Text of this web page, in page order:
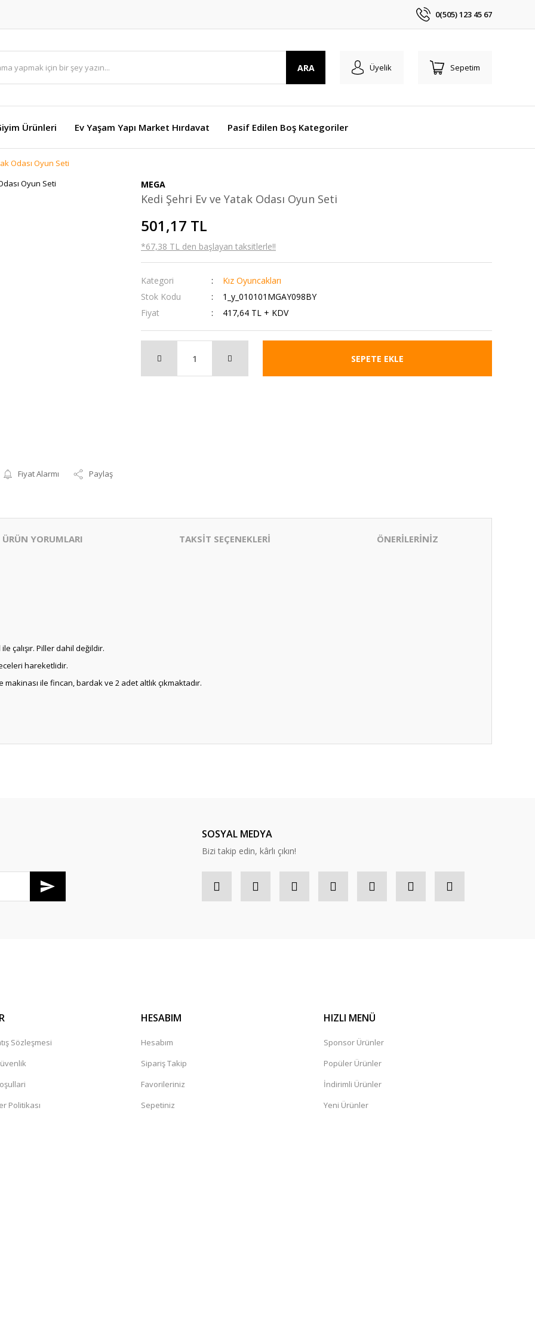
0(505) 123 45 67
ARA Üyelik Sepetim
Ürünleri Ev Yaşam Yapı Market Hırdavat Pasif Edilen Boş Kategoriler
Odası Oyun Seti
Fiyat Alarmı Paylaş
MEGA
Kedi Şehri Ev ve Yatak Odası Oyun Seti
501,17 TL
*67,38 TL den başlayan taksitlerle!!
Kategori
Kız Oyuncakları
Stok Kodu
1_y_010101MGAY098BY
Fiyat
417,64 TL + KDV
SEPETE EKLE
ÜRÜN YORUMLARI TAKSİT SEÇENEKLERİ ÖNERİLERİNİZ
çalışır. Piller dahil değildir.
hareketlidir.
ile fincan, bardak ve 2 adet altlık çıkmaktadır.
SOSYAL MEDYA
Bizi takip edin, kârlı çıkın!
Sözleşmesi
Politikası
HESABIM
Hesabım
Sipariş Takip
Favorileriniz
Sepetiniz
HIZLI MENÜ
Sponsor Ürünler
Popüler Ürünler
İndirimli Ürünler
Yeni Ürünler